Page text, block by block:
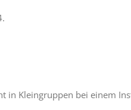
in Kleingruppen bei einem